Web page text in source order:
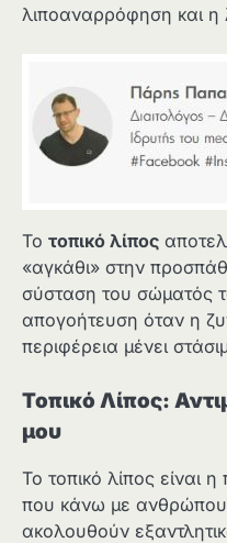
λιποαναρρόφηση και η
Το τοπικό λίπος
«αγκάθι» στην
σύσταση του σώματός
απογοήτευση όταν η
περιφέρεια μένει
Τοπικό Λίπος:
μου
Το τοπικό λίπος είναι
που κάνω με
ακολουθούν